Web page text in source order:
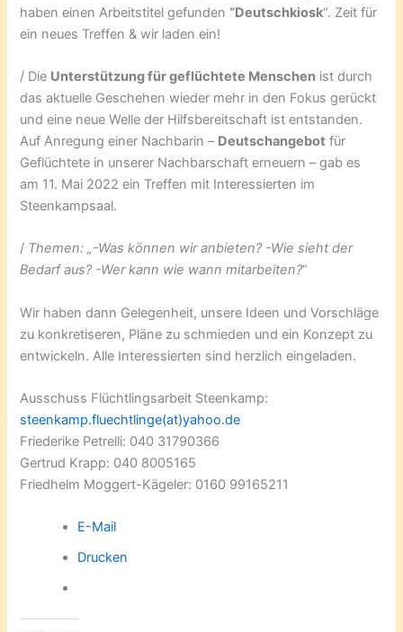
haben einen Arbeitstitel gefunden “Deutschkiosk“. Zeit für
ein neues Treffen & wir laden ein!
/ Die Unterstützung für geflüchtete Menschen ist durch
das aktuelle Geschehen wieder mehr in den Fokus gerückt
und eine neue Welle der Hilfsbereitschaft ist entstanden.
Auf Anregung einer Nachbarin – Deutschangebot für
Geflüchtete in unserer Nachbarschaft erneuern – gab es
am 11. Mai 2022 ein Treffen mit Interessierten im
Steenkampsaal.
/ Themen: „-Was können wir anbieten? -Wie sieht der
Bedarf aus? -Wer kann wie wann mitarbeiten?“
Wir haben dann Gelegenheit, unsere Ideen und Vorschläge
zu konkretiseren, Pläne zu schmieden und ein Konzept zu
entwickeln. Alle Interessierten sind herzlich eingeladen.
Ausschuss Flüchtlingsarbeit Steenkamp:
steenkamp.fluechtlinge(at)yahoo.de
Friederike Petrelli: 040 31790366
Gertrud Krapp: 040 8005165
Friedhelm Moggert-Kägeler: 0160 99165211
E-Mail
Drucken